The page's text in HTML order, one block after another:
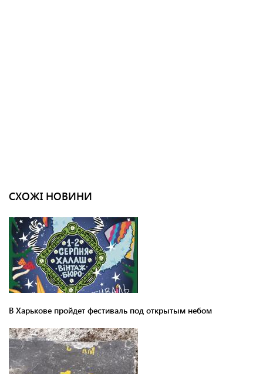
СХОЖІ НОВИНИ
В Харькове пройдет фестиваль под открытым небом